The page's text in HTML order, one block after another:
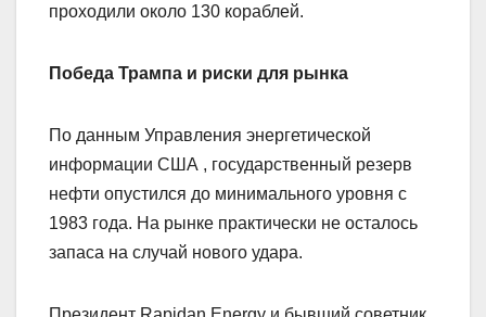
проходили около 130 кораблей.
Победа Трампа и риски для рынка
По данным Управления энергетической
информации США , государственный резерв
нефти опустился до минимального уровня с
1983 года. На рынке практически не осталось
запаса на случай нового удара.